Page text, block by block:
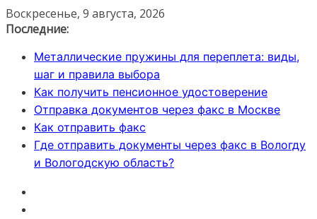
Перейти
к
Воскресенье, 9 августа, 2026
Последние:
Металлические пружины для переплета: виды,
шаг и правила выбора
Как получить пенсионное удостоверение
Отправка документов через факс в Москве
Как отправить факс
Где отправить документы через факс в Вологду
и Вологодскую область?